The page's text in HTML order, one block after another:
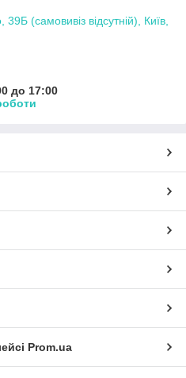
(самовивіз відсутній), Київ,
до 17:00
Prom.ua